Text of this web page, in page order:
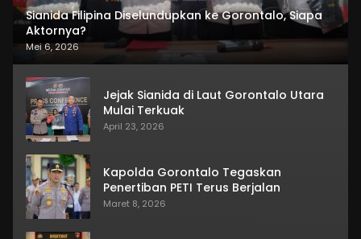
Sianida Filipina Diselundupkan ke Gorontalo, Siapa
Aktornya?
Mei 6, 2026
Jejak Sianida di Laut Gorontalo Utara
Mulai Terkuak
April 23, 2026
Kapolda Gorontalo Tegaskan
Penertiban PETI Terus Berjalan
Maret 8, 2026